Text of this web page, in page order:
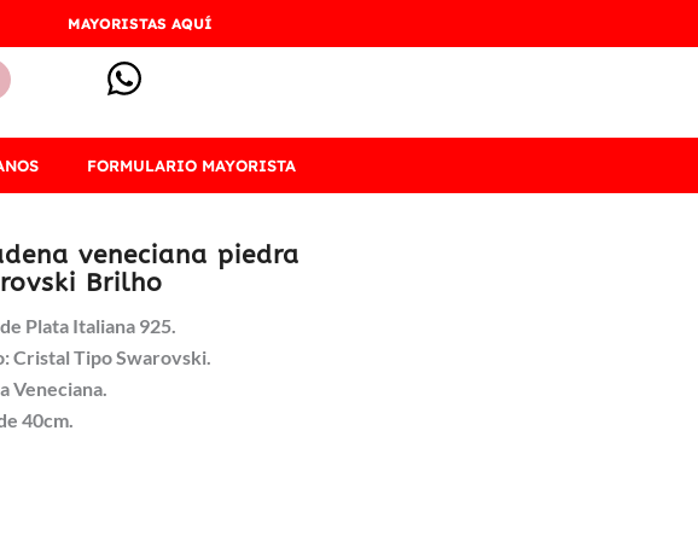
MAYORISTAS AQUÍ
FORMULARIO MAYORISTA
veneciana piedra
Brilho
Plata Italiana 925.
Cristal Tipo Swarovski.
Veneciana.
40cm.